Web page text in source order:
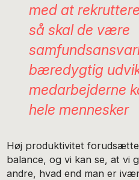
med at
så skal de være
bæredygtig
medarbejderne
hele mennesker
Høj produktivitet
balance, og vi kan se, at vi
andre, hvad end man er